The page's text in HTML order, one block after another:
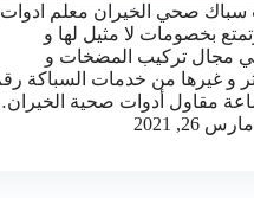
صحي الخيران معلم ادوات
بخصومات لا مثيل لها و
مجال تركيب المضخات و
و غيرها من خدمات السباكة
مارس 26, 2021